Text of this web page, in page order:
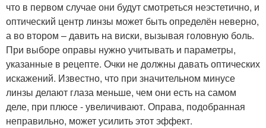
что в первом случае они будут смотреться неэстетично, и
оптический центр линзы может быть определён неверно,
а во втором – давить на виски, вызывая головную боль.
При выборе оправы нужно учитывать и параметры,
указанные в рецепте. Очки не должны давать оптических
искажений. Известно, что при значительном минусе
линзы делают глаза меньше, чем они есть на самом
деле, при плюсе - увеличивают. Оправа, подобранная
неправильно, может усилить этот эффект.